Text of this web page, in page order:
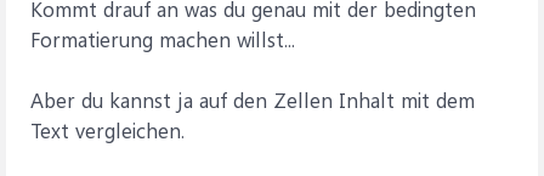
Kommt drauf an was du genau mit der bedingten
Formatierung machen willst...
Aber du kannst ja auf den Zellen Inhalt mit dem
Text vergleichen.